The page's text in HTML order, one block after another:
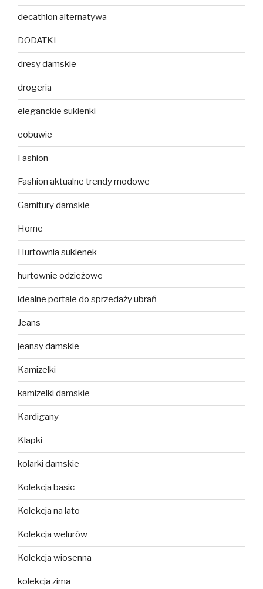
decathlon alternatywa
DODATKI
dresy damskie
drogeria
eleganckie sukienki
eobuwie
Fashion
Fashion aktualne trendy modowe
Garnitury damskie
Home
Hurtownia sukienek
hurtownie odzieżowe
idealne portale do sprzedaży ubrań
Jeans
jeansy damskie
Kamizelki
kamizelki damskie
Kardigany
Klapki
kolarki damskie
Kolekcja basic
Kolekcja na lato
Kolekcja welurów
Kolekcja wiosenna
kolekcja zima